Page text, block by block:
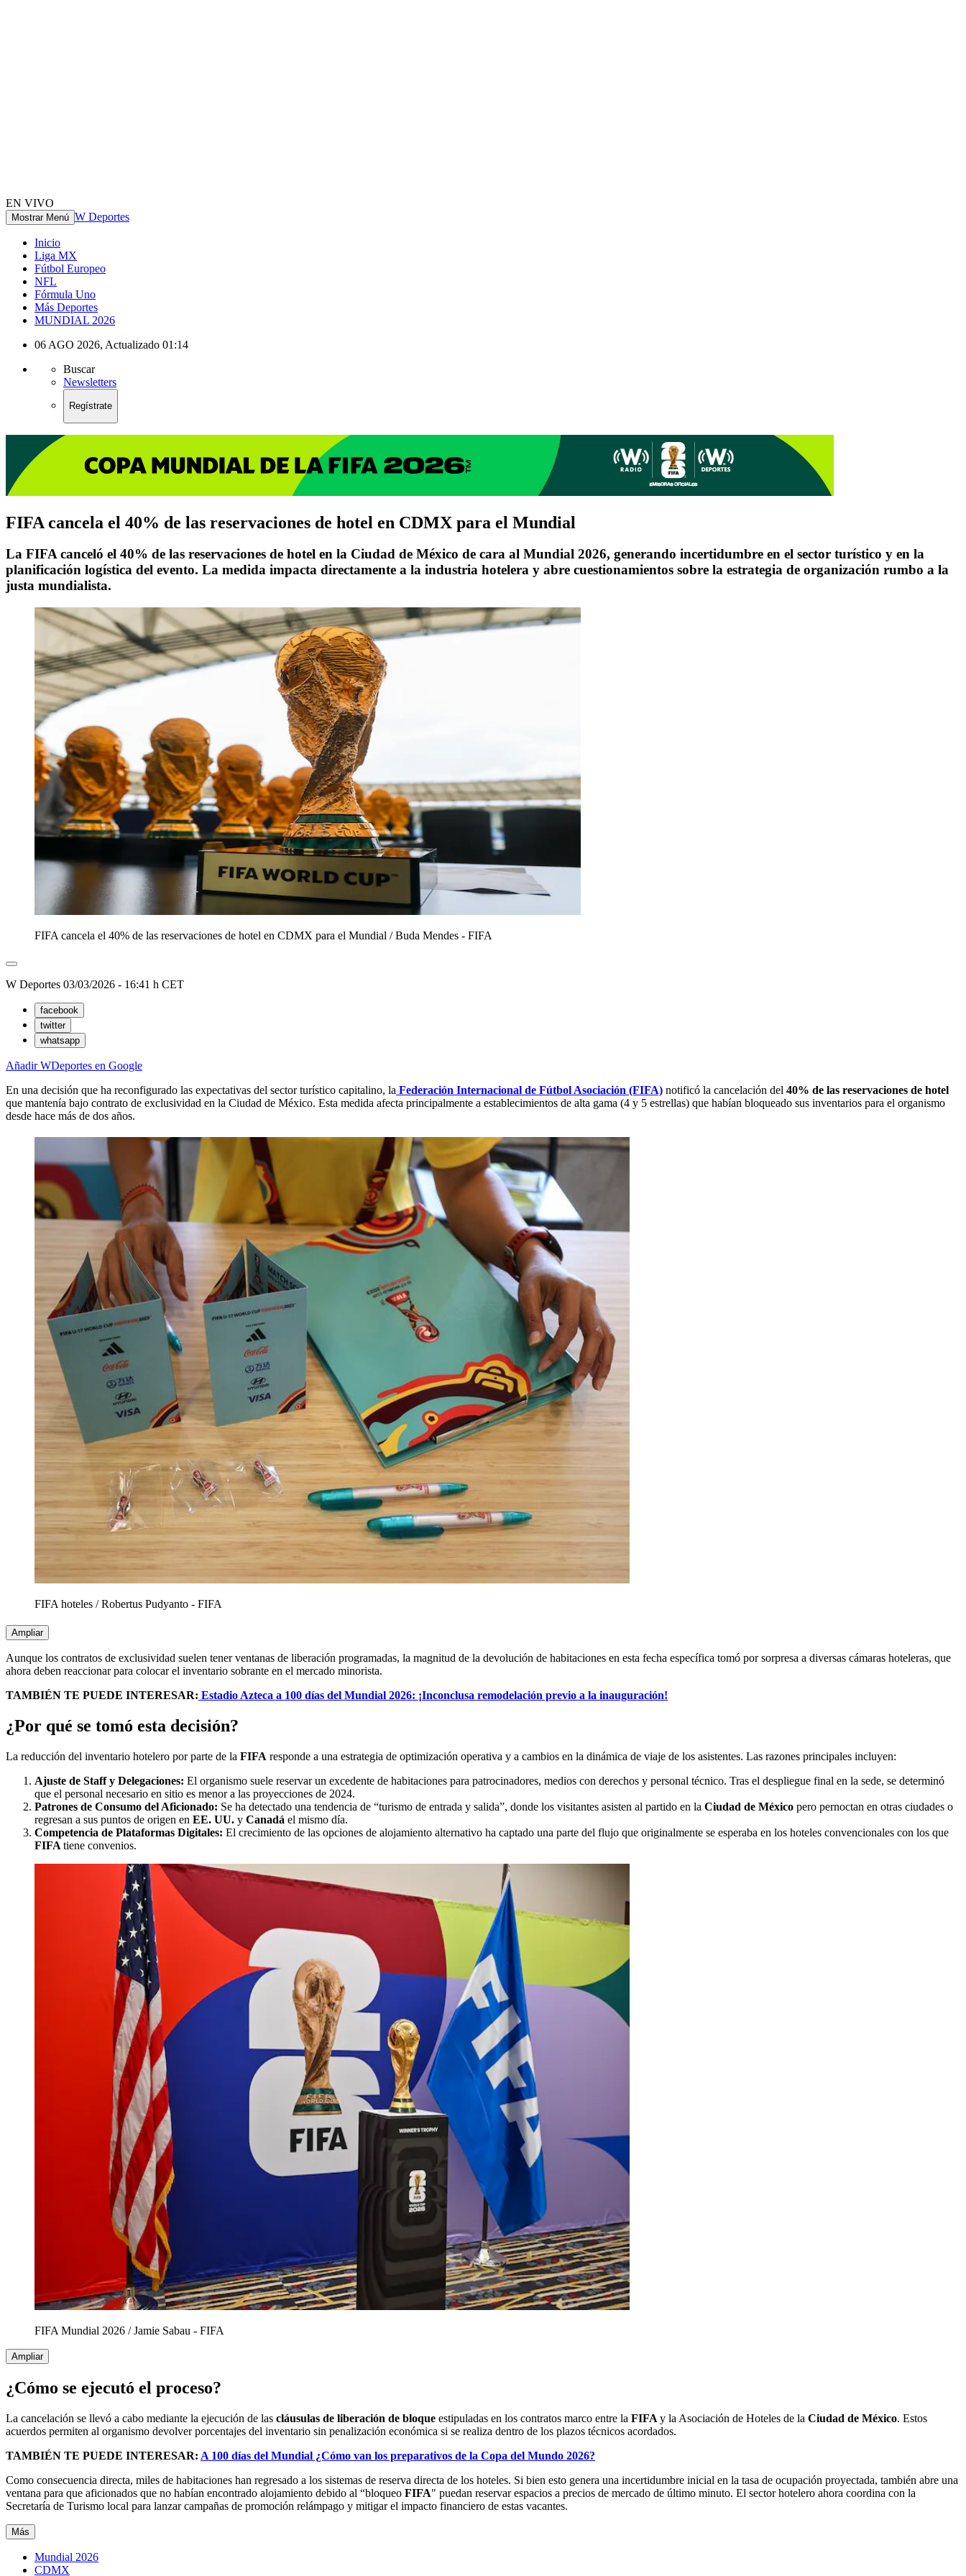
EN VIVO
Mostrar Menú W Deportes
Inicio
Liga MX
Fútbol Europeo
NFL
Fórmula Uno
Más Deportes
MUNDIAL 2026
06 AGO 2026, Actualizado 01:14
Buscar
Newsletters
Regístrate
FIFA cancela el 40% de las reservaciones de hotel en CDMX para el Mundial
La FIFA canceló el 40% de las reservaciones de hotel en la Ciudad de México de cara al Mundial 2026, generando incertidumbre en el sector turístico y en la
planificación logística del evento. La medida impacta directamente a la industria hotelera y abre cuestionamientos sobre la estrategia de organización rumbo a la
justa mundialista.
FIFA cancela el 40% de las reservaciones de hotel en CDMX para el Mundial /Buda Mendes - FIFA
W Deportes 03/03/2026 - 16:41 h CET
facebook
twitter
whatsapp
Añadir WDeportes en Google
En una decisión que ha reconfigurado las expectativas del sector turístico capitalino, la Federación Internacional de Fútbol Asociación (FIFA) notificó la cancelación del 40% de las reservaciones de hotel
que mantenía bajo contrato de exclusividad en la Ciudad de México. Esta medida afecta principalmente a establecimientos de alta gama (4 y 5 estrellas) que habían bloqueado sus inventarios para el organismo
desde hace más de dos años.
FIFA hoteles /Robertus Pudyanto - FIFA
Ampliar
Aunque los contratos de exclusividad suelen tener ventanas de liberación programadas, la magnitud de la devolución de habitaciones en esta fecha específica tomó por sorpresa a diversas cámaras hoteleras, que
ahora deben reaccionar para colocar el inventario sobrante en el mercado minorista.
TAMBIÉN TE PUEDE INTERESAR: Estadio Azteca a 100 días del Mundial 2026: ¡Inconclusa remodelación previo a la inauguración!
¿Por qué se tomó esta decisión?
La reducción del inventario hotelero por parte de la FIFA responde a una estrategia de optimización operativa y a cambios en la dinámica de viaje de los asistentes. Las razones principales incluyen:
Ajuste de Staff y Delegaciones: El organismo suele reservar un excedente de habitaciones para patrocinadores, medios con derechos y personal técnico. Tras el despliegue final en la sede, se determinó
que el personal necesario en sitio es menor a las proyecciones de 2024.
Patrones de Consumo del Aficionado: Se ha detectado una tendencia de “turismo de entrada y salida”, donde los visitantes asisten al partido en la Ciudad de México pero pernoctan en otras ciudades o
regresan a sus puntos de origen en EE. UU. y Canadá el mismo día.
Competencia de Plataformas Digitales: El crecimiento de las opciones de alojamiento alternativo ha captado una parte del flujo que originalmente se esperaba en los hoteles convencionales con los que
FIFA tiene convenios.
FIFA Mundial 2026 /Jamie Sabau - FIFA
Ampliar
¿Cómo se ejecutó el proceso?
La cancelación se llevó a cabo mediante la ejecución de las cláusulas de liberación de bloque estipuladas en los contratos marco entre la FIFA y la Asociación de Hoteles de la Ciudad de México. Estos
acuerdos permiten al organismo devolver porcentajes del inventario sin penalización económica si se realiza dentro de los plazos técnicos acordados.
TAMBIÉN TE PUEDE INTERESAR: A 100 días del Mundial ¿Cómo van los preparativos de la Copa del Mundo 2026?
Como consecuencia directa, miles de habitaciones han regresado a los sistemas de reserva directa de los hoteles. Si bien esto genera una incertidumbre inicial en la tasa de ocupación proyectada, también abre una
ventana para que aficionados que no habían encontrado alojamiento debido al “bloqueo FIFA" puedan reservar espacios a precios de mercado de último minuto. El sector hotelero ahora coordina con la
Secretaría de Turismo local para lanzar campañas de promoción relámpago y mitigar el impacto financiero de estas vacantes.
Más
Mundial 2026
CDMX